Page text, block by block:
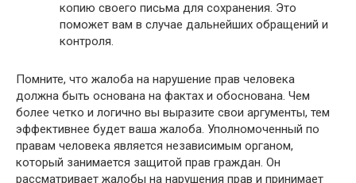
копию своего письма для сохранения. Это
поможет вам в случае дальнейших обращений и
контроля.
Помните, что жалоба на нарушение прав человека
должна быть основана на фактах и обоснована. Чем
более четко и логично вы выразите свои аргументы, тем
эффективнее будет ваша жалоба. Уполномоченный по
правам человека является независимым органом,
который занимается защитой прав граждан. Он
рассматривает жалобы на нарушения прав и принимает